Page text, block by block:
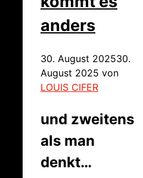
anders
30. August 202530.
August 2025 von
LOUIS CIFER
und zweitens
als man
denkt…